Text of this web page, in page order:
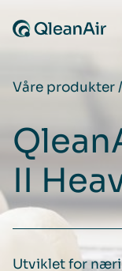
Våre produkter/
II
Utviklet for